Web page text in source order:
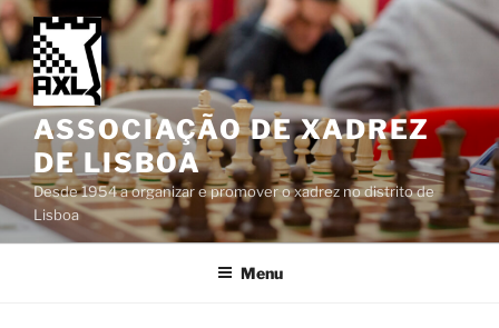
Saltar
para
o
conteúdo
ASSOCIAÇÃO DE XADREZ
DE LISBOA
Desde 1954 a organizar e promover o xadrez no distrito de
Lisboa
Menu